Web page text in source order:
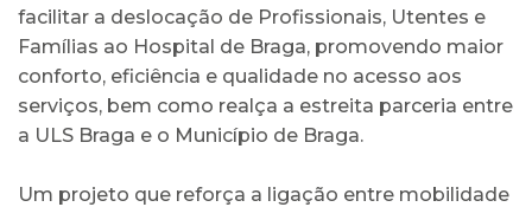
facilitar a deslocação de Profissionais, Utentes e
Famílias ao Hospital de Braga, promovendo maior
conforto, eficiência e qualidade no acesso aos
serviços, bem como realça a estreita parceria entre
a ULS Braga e o Município de Braga.
Um projeto que reforça a ligação entre mobilidade